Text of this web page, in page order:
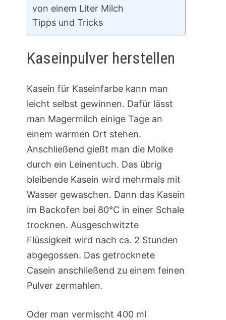
von einem Liter Milch
Tipps und Tricks
Kaseinpulver herstellen
Kasein für Kaseinfarbe kann man
leicht selbst gewinnen. Dafür lässt
man Magermilch einige Tage an
einem warmen Ort stehen.
Anschließend gießt man die Molke
durch ein Leinentuch. Das übrig
bleibende Kasein wird mehrmals mit
Wasser gewaschen. Dann das Kasein
im Backofen bei 80°C in einer Schale
trocknen. Ausgeschwitzte
Flüssigkeit wird nach ca. 2 Stunden
abgegossen. Das getrocknete
Casein anschließend zu einem feinen
Pulver zermahlen.
Oder man vermischt 400 ml